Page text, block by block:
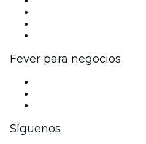
Fever para negocios
Síguenos